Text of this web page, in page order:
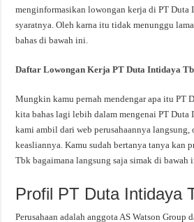
menginformasikan lowongan kerja di PT Duta
syaratnya. Oleh karna itu tidak menunggu
bahas di bawah ini.
Daftar Lowongan Kerja PT Duta Intidaya
Mungkin kamu pernah mendengar apa itu PT
kita bahas lagi lebih dalam mengenai PT
kami ambil dari web perusahaannya
keasliannya. Kamu sudah bertanya tanya kan
Tbk bagaimana langsung saja simak di bawah
Profil PT Duta Intidaya
Perusahaan adalah anggota AS Watson Group